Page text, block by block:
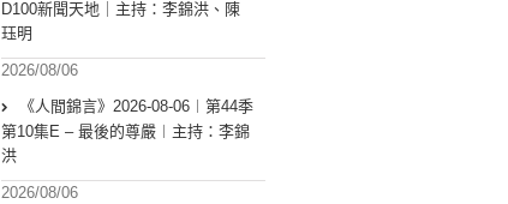
D100新聞天地｜主持：李錦洪、陳
珏明
2026/08/06
《人間錦言》2026-08-06︱第44季
第10集E – 最後的尊嚴︱主持：李錦
洪
2026/08/06